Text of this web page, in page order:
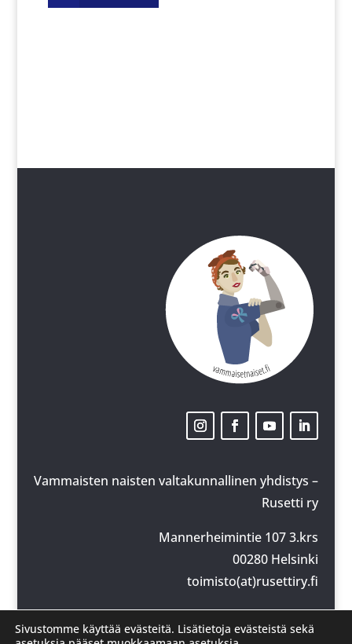
Vammaisten naisten valtakunnallinen yhdistys –
Rusetti ry
Mannerheimintie 107 3.krs
00280 Helsinki
toimisto(at)rusettiry.fi
y-tunnus: 2924154-5
© Rusetti ry
Sivustomme käyttää evästeitä. Lisätietoja evästeistä sekä